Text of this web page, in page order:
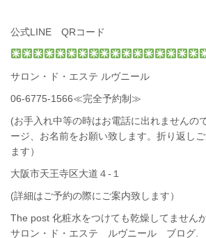
公式LINE QRコード
サロン・ド・エステ ルヴニール
06-6775-1566≪完全予約制≫
(お手入れ中等の時はお電話に出れませんの
ージ、お名前をお願い致します。折り返し
ます）
大阪市天王寺区大道４-１
(詳細はご予約の際にご案内致します）
The post 化粧水をつけても乾燥してません
サロン・ド・エステ ルヴニール ブログ